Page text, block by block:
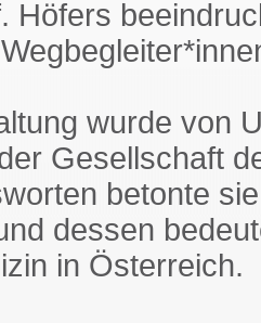
Höfers
wurde von
Gesellschaft
betonte
dessen
in Österreich.